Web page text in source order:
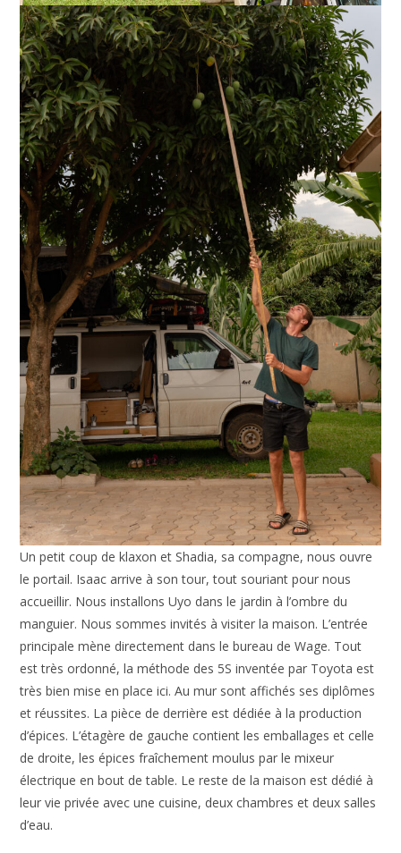
Un petit coup de klaxon et Shadia, sa compagne, nous ouvre
le portail. Isaac arrive à son tour, tout souriant pour nous
accueillir. Nous installons Uyo dans le jardin à l’ombre du
manguier. Nous sommes invités à visiter la maison. L’entrée
principale mène directement dans le bureau de Wage. Tout
est très ordonné, la méthode des 5S inventée par Toyota est
très bien mise en place ici. Au mur sont affichés ses diplômes
et réussites. La pièce de derrière est dédiée à la production
d’épices. L’étagère de gauche contient les emballages et celle
de droite, les épices fraîchement moulus par le mixeur
électrique en bout de table. Le reste de la maison est dédié à
leur vie privée avec une cuisine, deux chambres et deux salles
d’eau.